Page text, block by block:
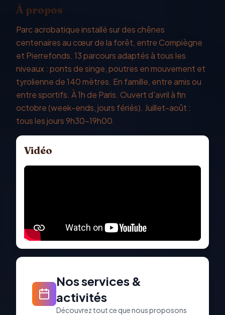
À propos
Parc acrobatique installé sur des chênes
centenaires au cœur de la forêt, entre Compiègne
et Pierrefonds. 13 parcours adaptés à tous les
niveaux : ponts de singe, poutres en mouvement et
tyrolienne de 140 mètres. En famille, entre amis ou
entre sportifs. À 1h de Paris. Ouvert d'avril à fin
octobre (week-ends, jours fériés). Juillet-août :
tous les jours 9h30–19h00.
Vidéo
Nos services &
activités
Découvrez tout ce que nous proposons